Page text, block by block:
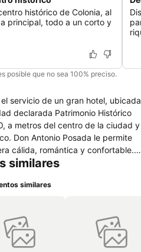
histórico de Colonia, al
principal, todo a un corto y
posible que no sea 100% preciso.
servicio de un gran hotel, ubicada
declarada Patrimonio Histórico
a metros del centro de la ciudad y
Don Antonio Posada le permite
cálida, romántica y confortable.
Aire acondicionado,
terrazas, jardines, solarium,
similares
similares